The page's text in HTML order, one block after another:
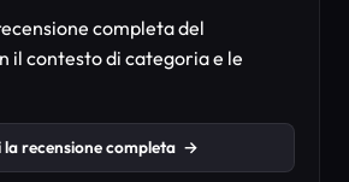
completa del
il contesto di categoria e le
la recensione completa →